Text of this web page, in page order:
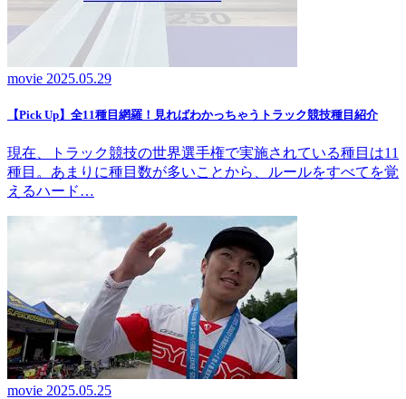
movie 2025.05.29
【Pick Up】全11種目網羅！見ればわかっちゃうトラック競技種目紹介
現在、トラック競技の世界選手権で実施されている種目は11
種目。あまりに種目数が多いことから、ルールをすべてを覚
えるハード…
movie 2025.05.25